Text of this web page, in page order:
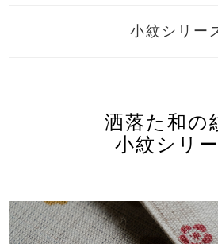
小紋シリー
洒落た和の
小紋シリ